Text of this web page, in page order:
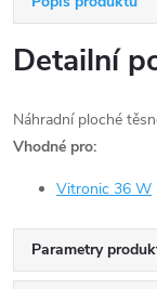
Detailní
Náhradní ploché
Vhodné pro:
Vitronic 36 W
Parametry